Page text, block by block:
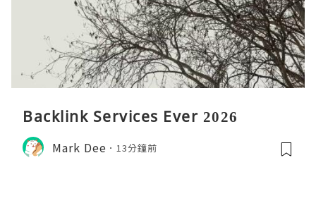
Backlink Services Ever 2026
Mark Dee 13分鐘前